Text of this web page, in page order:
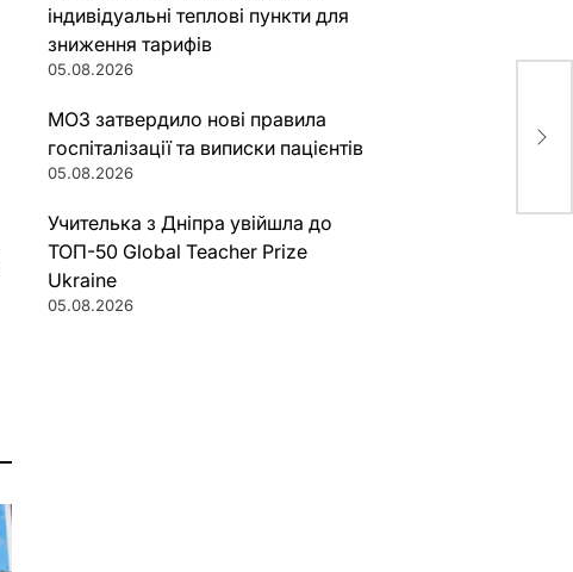
індивідуальні теплові пункти для
зниження тарифів
05.08.2026
МОЗ затвердило нові правила
госпіталізації та виписки пацієнтів
05.08.2026
Учителька з Дніпра увійшла до
ТОП-50 Global Teacher Prize
Ukraine
05.08.2026